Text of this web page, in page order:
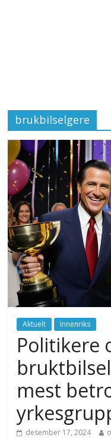
brukbilselgere
Aktuelt Innenriks
Politikere
mest
desember 17, 2024